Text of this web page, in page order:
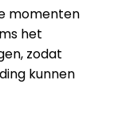
momenten
het
zodat
kunnen